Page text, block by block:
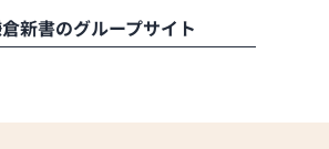
新書のグループサイト